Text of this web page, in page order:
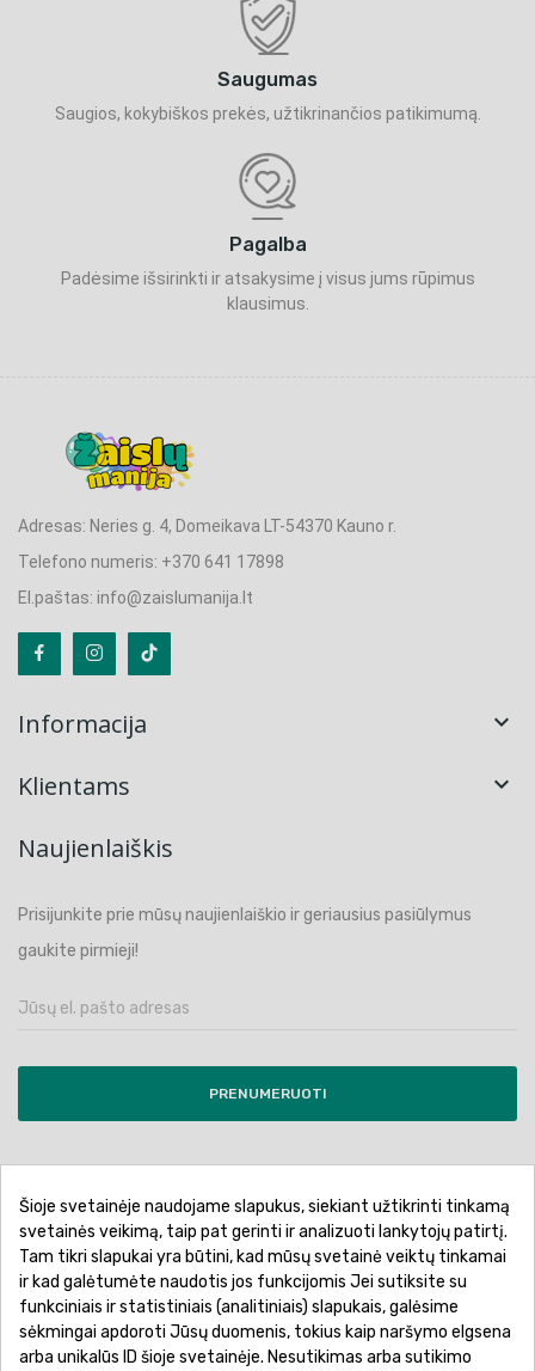
Saugumas
Saugios, kokybiškos prekės, užtikrinančios patikimumą.
Pagalba
Padėsime išsirinkti ir atsakysime į visus jums rūpimus
klausimus.
Adresas: Neries g. 4, Domeikava LT-54370 Kauno r.
Telefono numeris: +370 641 17898
El.paštas: info@zaislumanija.lt
Informacija 
Klientams 
Naujienlaiškis
Prisijunkite prie mūsų naujienlaiškio ir geriausius pasiūlymus
gaukite pirmieji!
PRENUMERUOTI
Pirkimo sąlygos ir taisyklės
Privatumo politika
Garantinis aptarnavimas
Prekių pristatymas
Prekių grąžinimas
Atsiskaitymo būdai
Šioje svetainėje naudojame slapukus, siekiant užtikrinti tinkamą
svetainės veikimą, taip pat gerinti ir analizuoti lankytojų patirtį.
Tam tikri slapukai yra būtini, kad mūsų svetainė veiktų tinkamai
ir kad galėtumėte naudotis jos funkcijomis Jei sutiksite su
funkciniais ir statistiniais (analitiniais) slapukais, galėsime
sėkmingai apdoroti Jūsų duomenis, tokius kaip naršymo elgsena
arba unikalūs ID šioje svetainėje. Nesutikimas arba sutikimo